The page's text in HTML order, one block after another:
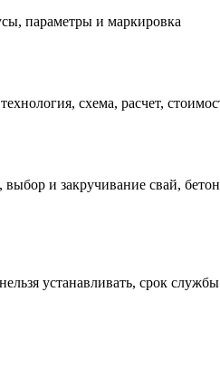
параметры и маркировка
схема, расчет,
и закручивание свай,
устанавливать, срок